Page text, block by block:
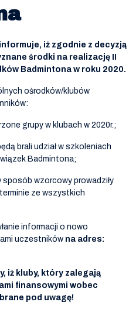
iż zgodnie z decyzją
środki na realizację II
Badmintona w roku 2020.
ośrodków/klubów
grupy w klubach w 2020r.;
brali udział w szkoleniach
Badmintona;
sposób wzorcowy prowadziły
ze wszystkich
informacji o nowo
uczestników na adres:
iż kluby, który zalegają
finansowymi wobec
pod uwagę!